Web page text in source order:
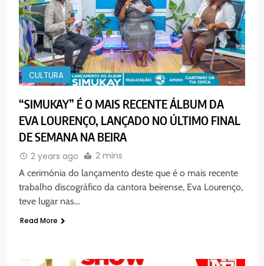
CULTURA
“SIMUKAY” É O MAIS RECENTE ÁLBUM DA
EVA LOURENÇO, LANÇADO NO ÚLTIMO FINAL
DE SEMANA NA BEIRA
2 years ago 2 mins
A cerimónia do lançamento deste que é o mais recente
trabalho discográfico da cantora beirense, Eva Lourenço,
teve lugar nas…
Read More